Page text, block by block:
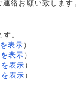
絡お願い致します。
。
表示 ）
表示 ）
表示 ）
表示 ）